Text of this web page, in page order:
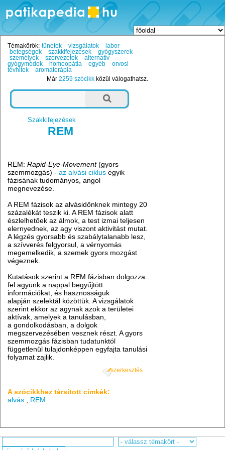
Témakörök: tünetek vizsgálatok
labor
betegségek
szakkifejezések
gyógyszerek
személyek
szervezetek
alternatív
gyógymódok
homeopátia egyéb
orvosi
tévhitek
aromaterápia
Már2259 szócikk közül válogathatsz.
Szakkifejezések
REM
REM:Rapid-Eye-Movement(gyors
szemmozgás) -az alvási ciklus egyik
fázisának tudományos, angol
megnevezése.
A REM fázisok az alvásidőnknek mintegy 20
százalékát teszik ki. A REM fázisok alatt
észlelhetőek az álmok, a test izmai teljesen
elernyednek, az agy viszont aktivitást mutat.
A légzés gyorsabb és szabálytalanabb lesz,
a szívverés felgyorsul, a vérnyomás
megemelkedik, a szemek gyors mozgást
végeznek.
Kutatások szerint a REM fázisban dolgozza
fel agyunk a nappal begyűjtött
információkat, és hasznosságuk
alapján szelektál közöttük. A vizsgálatok
szerint ekkor az agynak azok a területei
aktívak, amelyek a tanulásban,
a gondolkodásban, a dolgok
megszervezésében vesznek részt. A gyors
szemmozgás fázisban tudatunktól
függetlenül tulajdonképpen egyfajta tanulási
folyamat zajlik.
szerkesztés
A szócikkhez társított címkék:
alvás
REM